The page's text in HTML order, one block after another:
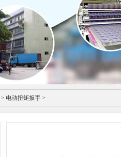
> 电动扭矩扳手 >